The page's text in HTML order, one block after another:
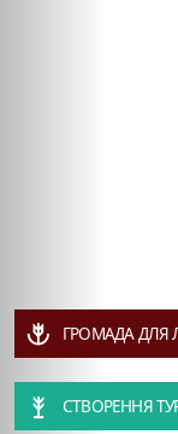
ГРОМАДА ДЛЯ
СТВОРЕННЯ